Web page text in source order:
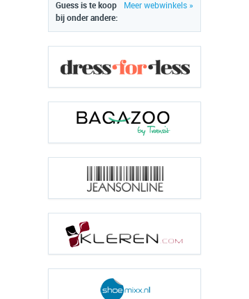
Meer webwinkels »
Guess is te koop
bij onder andere: